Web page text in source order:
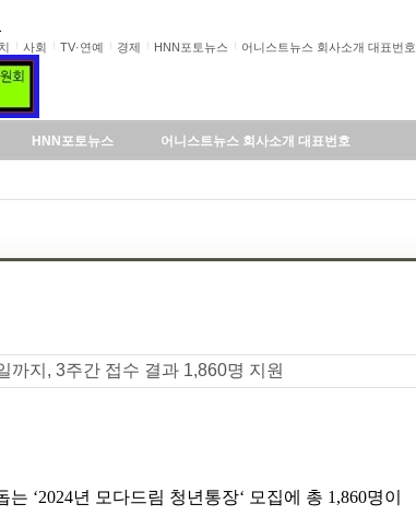
사회 TV·연예 경제 HNN포토뉴스 어니스트뉴스 회사소개 대표번호
HNN포토뉴스 어니스트뉴스 회사소개 대표번호
까지, 3주간 접수 결과 1,860명 지원
‘2024년 모다드림 청년통장‘ 모집에 총 1,860명이